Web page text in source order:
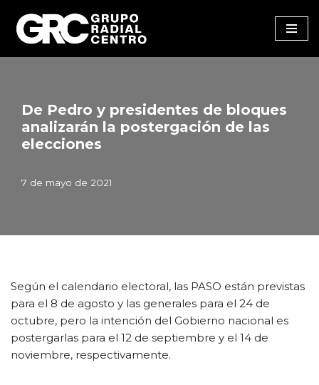
Saltar
al
De Pedro y presidentes de bloques
analizarán la postergación de las
elecciones
7 de mayo de 2021
Según el calendario electoral, las PASO están previstas
para el 8 de agosto y las generales para el 24 de
octubre, pero la intención del Gobierno nacional es
postergarlas para el 12 de septiembre y el 14 de
noviembre, respectivamente.